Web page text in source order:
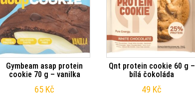
Gymbeam asap protein
cookie 70 g – vanilka
65 Kč
Qnt protein cookie 60 g –
bílá čokoláda
49 Kč